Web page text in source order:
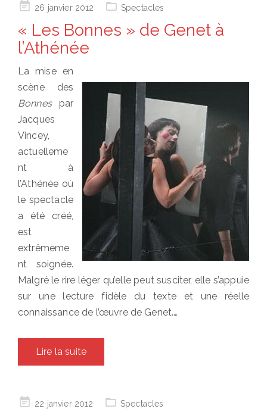
Posted26 janvier 2012 Spectacles
« Les Bonnes » de Genet à
l’Athénée
La mise en
scène des
Bonnespar
Jacques
Vincey,
actuelleme
nt à
l’Athénée où
le spectacle
a été créé,
est
extrêmeme
nt soignée.
Malgré le rire léger qu’elle peut susciter, elle s’appuie
sur une lecture fidèle du texte et une réelle
connaissance de l’œuvre de Genet.…
Lire la suite
Posted22 janvier 2012 Spectacles